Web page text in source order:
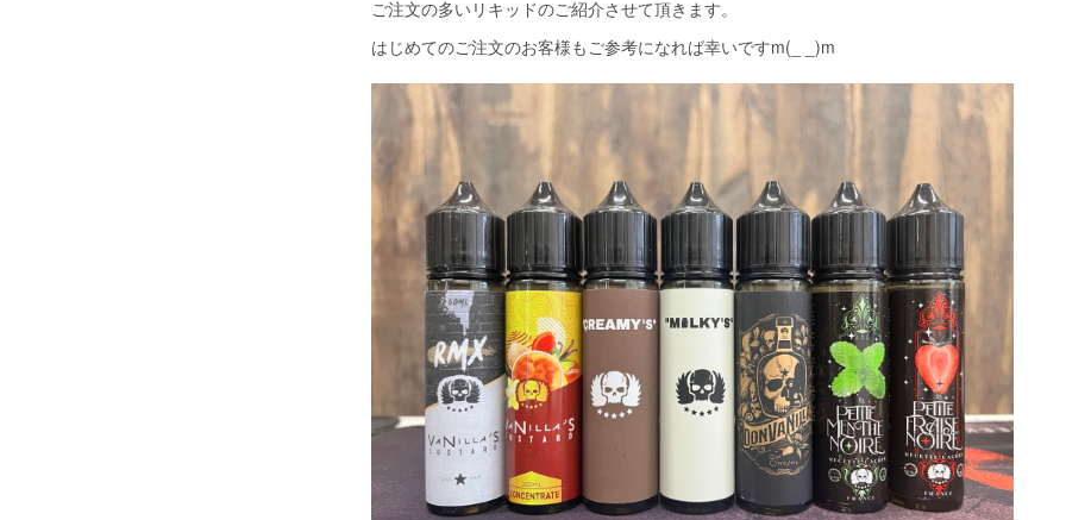
ご注文の多いリキッドのご紹介させて頂きます。
はじめてのご注文のお客様もご参考になれば幸いですm(_ _)m